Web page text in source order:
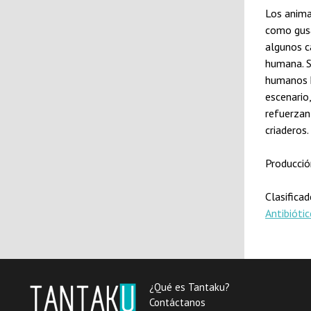
Los
como
algunos
humana.
humanos
criaderos.
¿Qué es Tantaku?
Contáctanos